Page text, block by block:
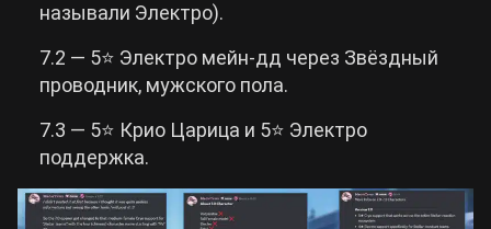
Все игры
называли Электро).
7.2 — 5⭐ Электро мейн-дд через Звёздный
проводник, мужского пола.
7.3 — 5⭐ Крио Царица и 5⭐ Электро
поддержка.